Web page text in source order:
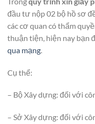
đầu tư nộp 02 bộ hồ sơ
các cơ quan có thẩm
thuận tiện, hiện nay bạn
qua mạng
Cụ thể:
– Bộ Xây dựng: đối với
– Sở Xây dựng: đối với